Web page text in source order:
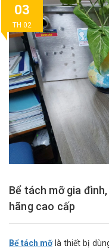
03
TH 02
Bể tách mỡ gia
hãng cao cấp
Bể tách mỡlà thiết bị